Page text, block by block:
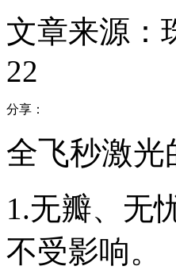
文章来源：
22
分享：
全飞秒激光
1.无瓣、无
不受影响。